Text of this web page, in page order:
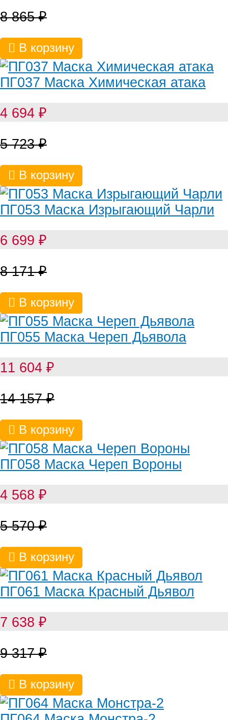
8 865₽
В корзину
ПГ037 Маска Химическая атака
4 694 ₽
5 723₽
В корзину
ПГ053 Маска Изрыгающий Чарли
6 699 ₽
8 171₽
В корзину
ПГ055 Маска Череп Дьявола
11 604 ₽
14 157₽
В корзину
ПГ058 Маска Череп Вороны
4 568 ₽
5 570₽
В корзину
ПГ061 Маска Красный Дьявол
7 638 ₽
9 317₽
В корзину